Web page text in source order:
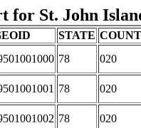
St. John
STATE
78 020
78 020
78 020